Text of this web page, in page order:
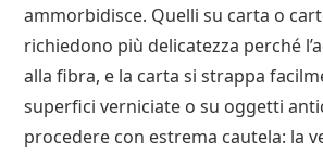
ammorbidisce. Quelli su carta o
richiedono più delicatezza perché
alla fibra, e la carta si strappa
superfici verniciate o su oggetti
procedere con estrema cautela: la